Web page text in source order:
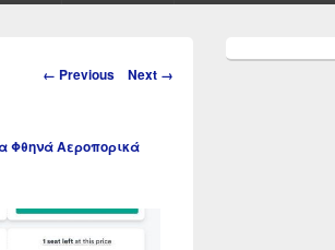
Image
← Previous Next →
Φθηνά Αεροπορικά
Sidebar